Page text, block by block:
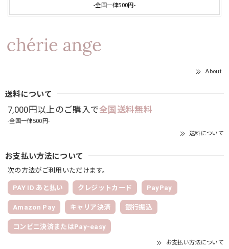
-全国一律500円-
About
送料について
7,000円以上のご購入で全国送料無料
-全国一律500円-
送料について
お支払い方法について
次の方法がご利用いただけます。
PAY ID あと払い クレジットカード PayPay
Amazon Pay キャリア決済 銀行振込
コンビニ決済またはPay-easy
お支払い方法について